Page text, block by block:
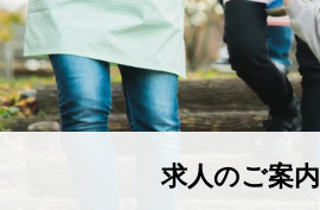
求人のご案内